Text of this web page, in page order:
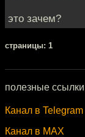
это зачем?
cтраницы: 1
полезные ссылки
Канал в Telegram
Канал в MAX